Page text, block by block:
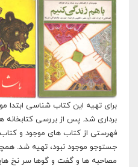
برداری شد. پس از بررسی کتابخانه
فهرستی از کتاب های موجود و
جستوجو موجود نبود، تهیه شد.
مصاحبه ها و گفت و گوها سر نخ